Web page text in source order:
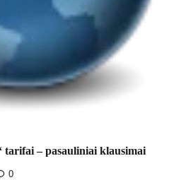
tarifai – pasauliniai klausimai
0